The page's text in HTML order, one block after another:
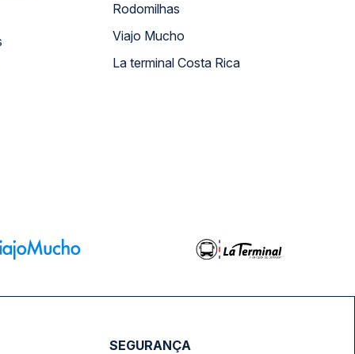
Rodomilhas
Viajo Mucho
La terminal Costa Rica
SEGURANÇA